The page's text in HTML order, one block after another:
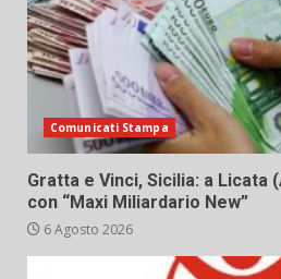
Comunicati Stampa
Gratta e Vinci, Sicilia: a Licata
con “Maxi Miliardario New”
6 Agosto 2026